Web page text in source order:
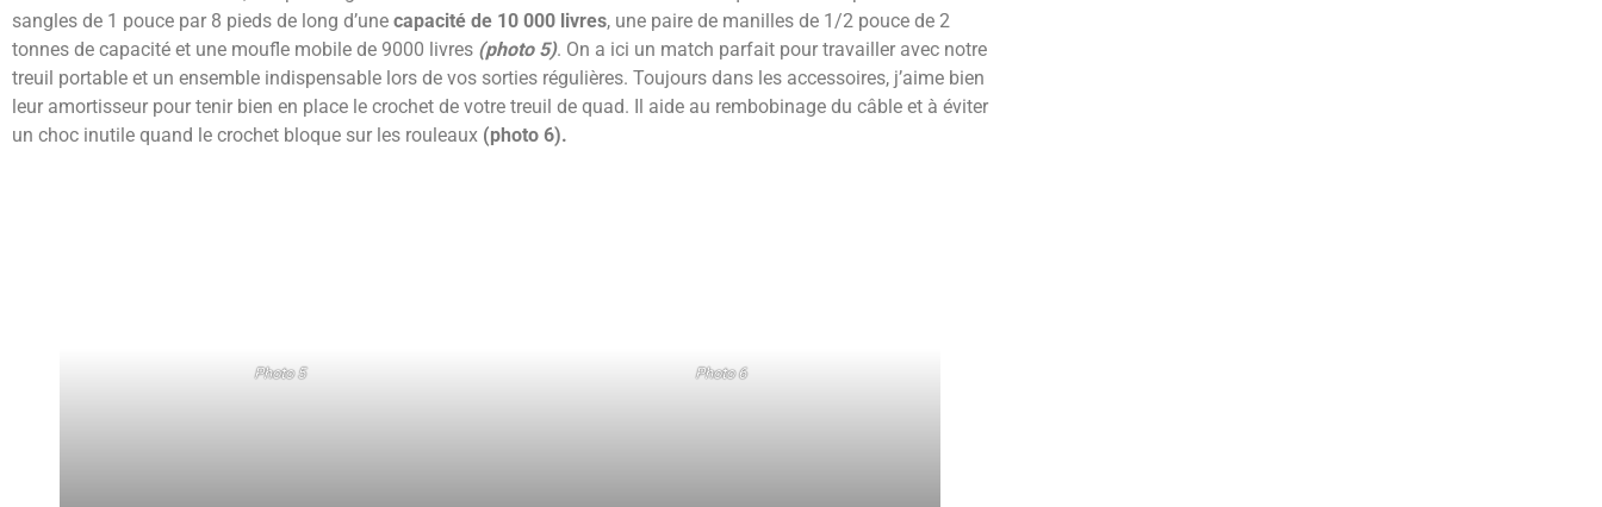
sangles de 1 pouce par 8 pieds de long d’une capacité de 10 000 livres, une paire de manilles de 1/2 pouce de 2
tonnes de capacité et une moufle mobile de 9000 livres (photo 5). On a ici un match parfait pour travailler avec notre
treuil portable et un ensemble indispensable lors de vos sorties régulières. Toujours dans les accessoires, j’aime bien
leur amortisseur pour tenir bien en place le crochet de votre treuil de quad. Il aide au rembobinage du câble et à éviter
un choc inutile quand le crochet bloque sur les rouleaux (photo 6).
Photo 5 Photo 6